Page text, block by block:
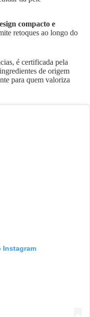
compacto e
retoques ao longo do
é certificada pela
de origem
para quem valoriza
Instagram